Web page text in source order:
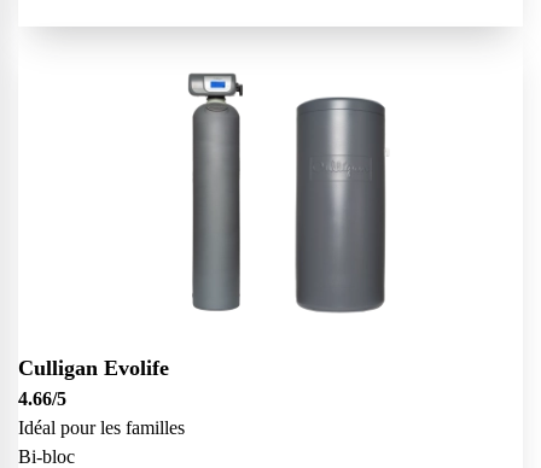
Culligan Evolife
4.66/5
Idéal pour les familles
Bi-bloc